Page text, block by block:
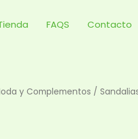
FAQS Contacto
y Complementos /
precio:
bajo